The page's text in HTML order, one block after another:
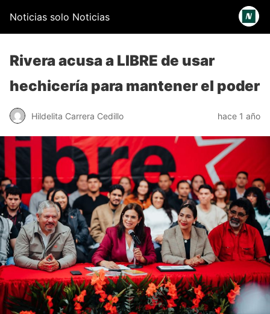
Noticias solo Noticias
Rivera acusa a LIBRE de usar
hechicería para mantener el poder
Hildelita Carrera Cedillo hace 1 año